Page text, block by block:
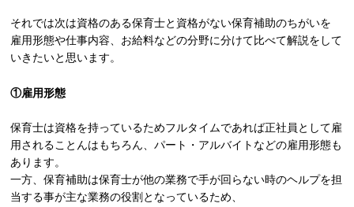
それでは次は資格のある保育士と資格がない保育補助のちがいを
雇用形態や仕事内容、お給料などの分野に分けて比べて解説をして
いきたいと思います。
①雇用形態
保育士は資格を持っているためフルタイムであれば正社員として雇
用されることんはもちろん、パート・アルバイトなどの雇用形態も
あります。
一方、保育補助は保育士が他の業務で手が回らない時のヘルプを担
当する事が主な業務の役割となっているため、